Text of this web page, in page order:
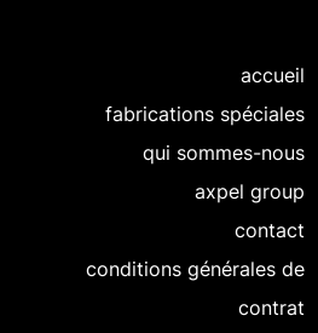
accueil
fabrications spéciales
qui sommes-nous
axpel group
contact
conditions générales de
contrat